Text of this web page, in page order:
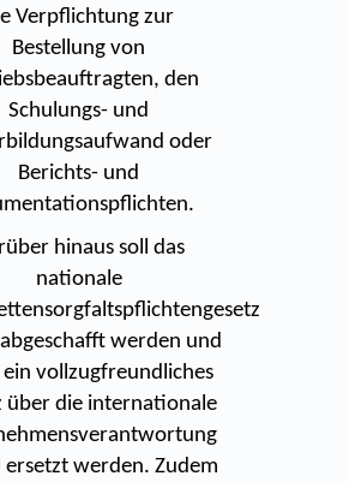
Verpflichtung zur
Bestellung von
den
Schulungs- und
oder
Berichts- und
hinaus soll das
nationale
abgeschafft werden und
vollzugfreundliches
über die internationale
ersetzt werden. Zudem